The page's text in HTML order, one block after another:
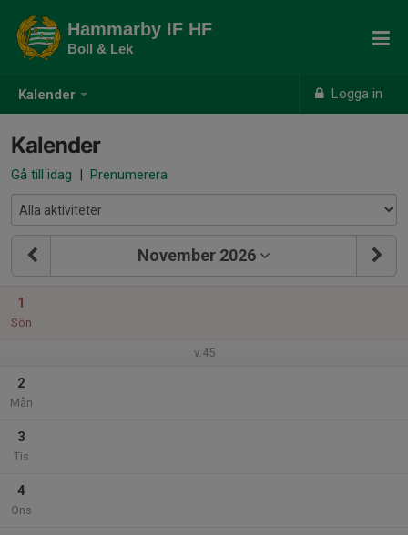
Kalender Logga in
Hammarby IF HF
Boll & Lek
Kalender
Gå till idag | Prenumerera
November 2026
1
Sön
v.45
2
Mån
3
Tis
4
Ons